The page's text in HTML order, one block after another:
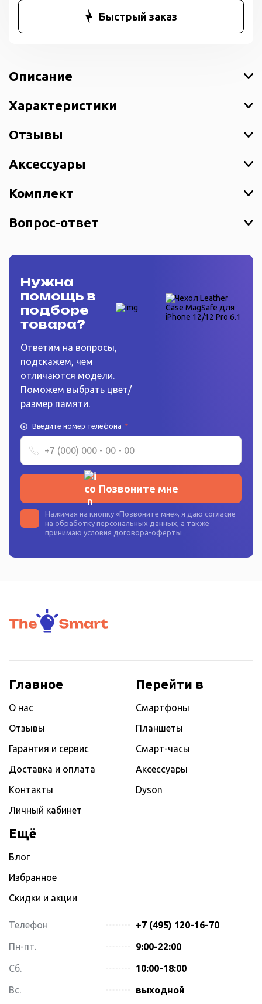
Быстрый заказ
Описание
Характеристики
Отзывы
Аксессуары
Комплект
Вопрос-ответ
Нужна
помощь в
подборе
товара?
Ответим на вопросы,
подскажем, чем
отличаются модели.
Поможем выбрать цвет/
размер памяти.
Введите номер телефона *
Позвоните мне
Нажимая на кнопку «Позвоните мне», я даю согласие
на обработку персональных данных, а также
принимаю условия договора-оферты
Главное
О нас
Отзывы
Гарантия и сервис
Доставка и оплата
Контакты
Личный кабинет
Перейти в
Смартфоны
Планшеты
Смарт-часы
Аксессуары
Dyson
Ещё
Блог
Избранное
Скидки и акции
Телефон +7 (495) 120-16-70
Пн-пт. 9:00-22:00
Сб. 10:00-18:00
Вс. выходной